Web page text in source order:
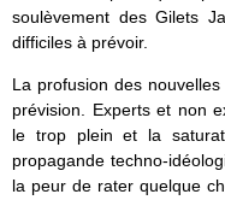
soulèvement des Gilets
difficiles à prévoir.
La profusion des
prévision. Experts et non
le trop plein et la
propagande techno-
la peur de rater quelque